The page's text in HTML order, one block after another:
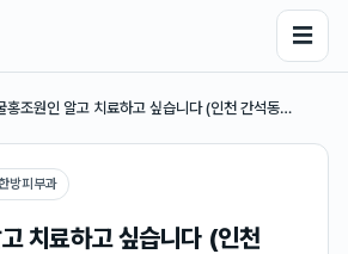
☰
홍조원인 알고 치료하고 싶습니다 (인천 간석동…
방피부과
치료하고 싶습니다 (인천